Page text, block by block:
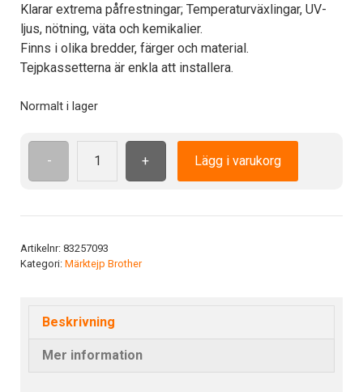
Klarar extrema påfrestningar; Temperaturväxlingar, UV-
ljus, nötning, väta och kemikalier.
Finns i olika bredder, färger och material.
Tejpkassetterna är enkla att installera.
Normalt i lager
- + Lägg i varukorg
Artikelnr: 83257093
Kategori: Märktejp Brother
Beskrivning
Mer information